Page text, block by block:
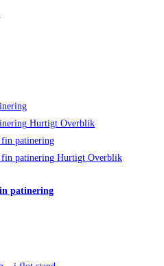
Hurtigt Overblik
Hurtigt Overblik
patinering